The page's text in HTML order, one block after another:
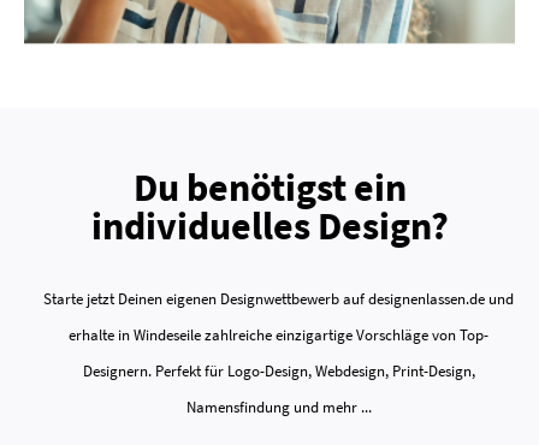
Du benötigst ein
individuelles Design?
Starte jetzt Deinen eigenen Designwettbewerb auf designenlassen.de und
erhalte in Windeseile zahlreiche einzigartige Vorschläge von Top-
Designern. Perfekt für Logo-Design, Webdesign, Print-Design,
Namensfindung und mehr ...